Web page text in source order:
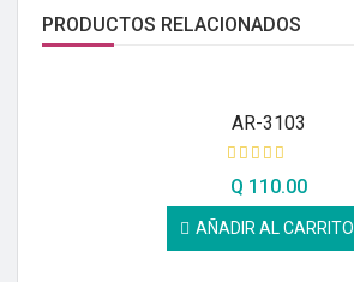
PRODUCTOS RELACIONADOS
AR-3103
Q 110.00
AÑADIR AL CARRITO